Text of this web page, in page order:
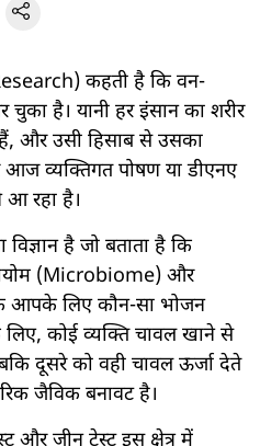
कहती है कि वन-
है। यानी हर इंसान का शरीर
और उसी हिसाब से उसका
व्यक्तिगत पोषण या डीएनए
रहा है।
है जो बताता है कि
(Microbiome) और
आपके लिए कौन-सा भोजन
कोई व्यक्ति चावल खाने से
दूसरे को वही चावल ऊर्जा देते
जैविक बनावट है।
और जीन टेस्ट इस क्षेत्र में